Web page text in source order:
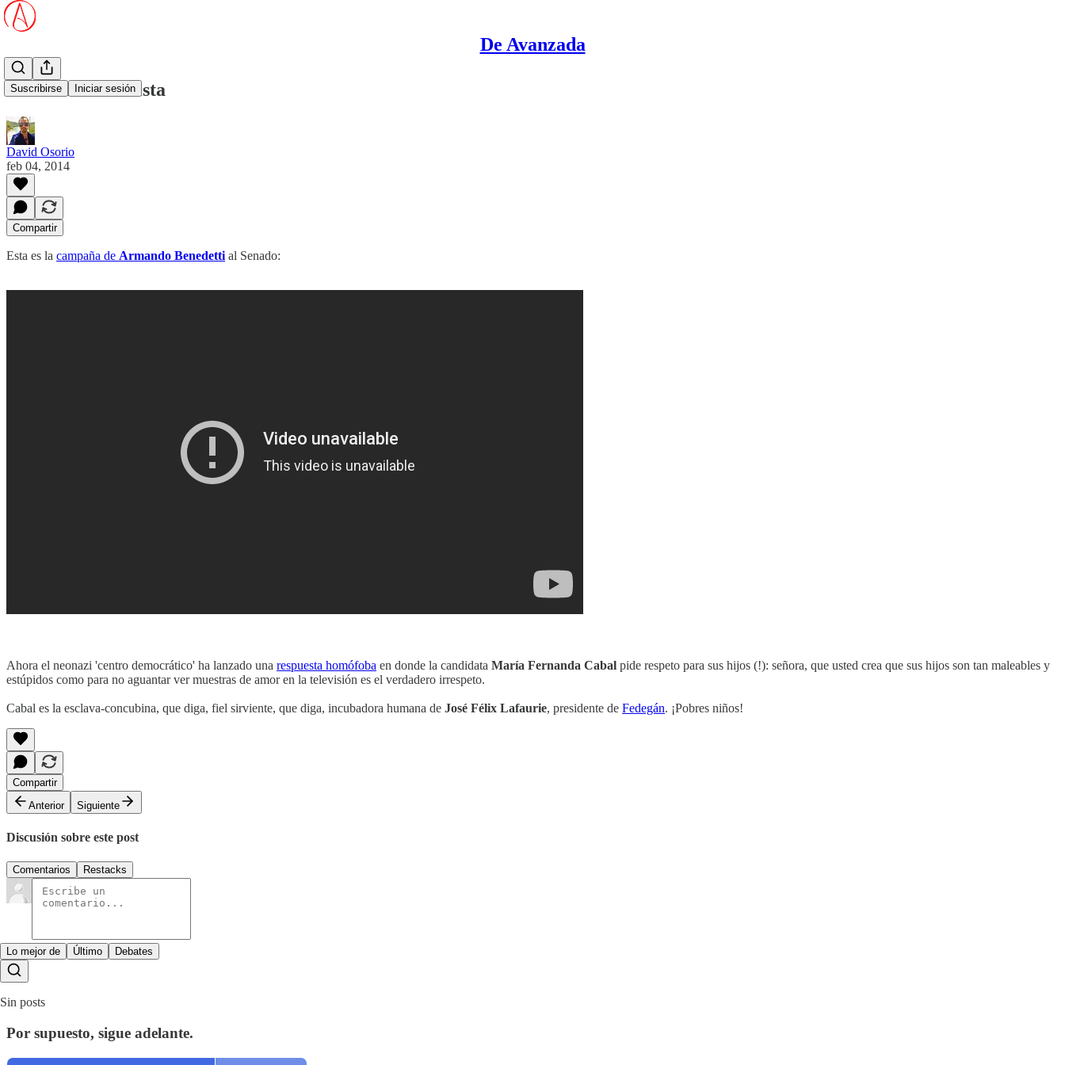
De Avanzada
Suscribirse Iniciar sesión
Homofobia uribista
David Osorio
feb 04, 2014
Compartir
Esta es la campaña de Armando Benedetti al Senado:
Ahora el neonazi 'centro democrático' ha lanzado una respuesta homófoba en donde la candidata María Fernanda Cabal pide respeto para sus hijos (!): señora, que usted crea que sus hijos son tan maleables y
estúpidos como para no aguantar ver muestras de amor en la televisión es el verdadero irrespeto.
Cabal es la esclava-concubina, que diga, fiel sirviente, que diga, incubadora humana de José Félix Lafaurie, presidente de Fedegán. ¡Pobres niños!
Compartir
Anterior
Siguiente
Discusión sobre este post
Comentarios Restacks
Lo mejor de Último Debates
Sin posts
Por supuesto, sigue adelante.